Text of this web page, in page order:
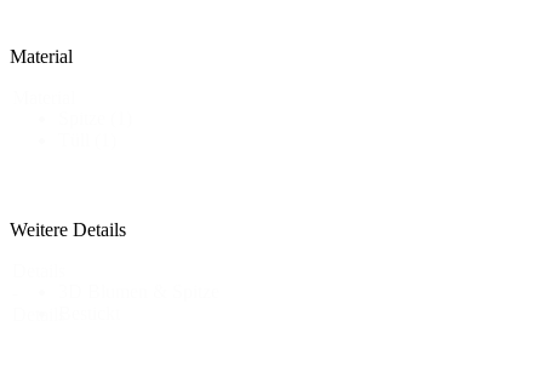
Material
Weitere Details